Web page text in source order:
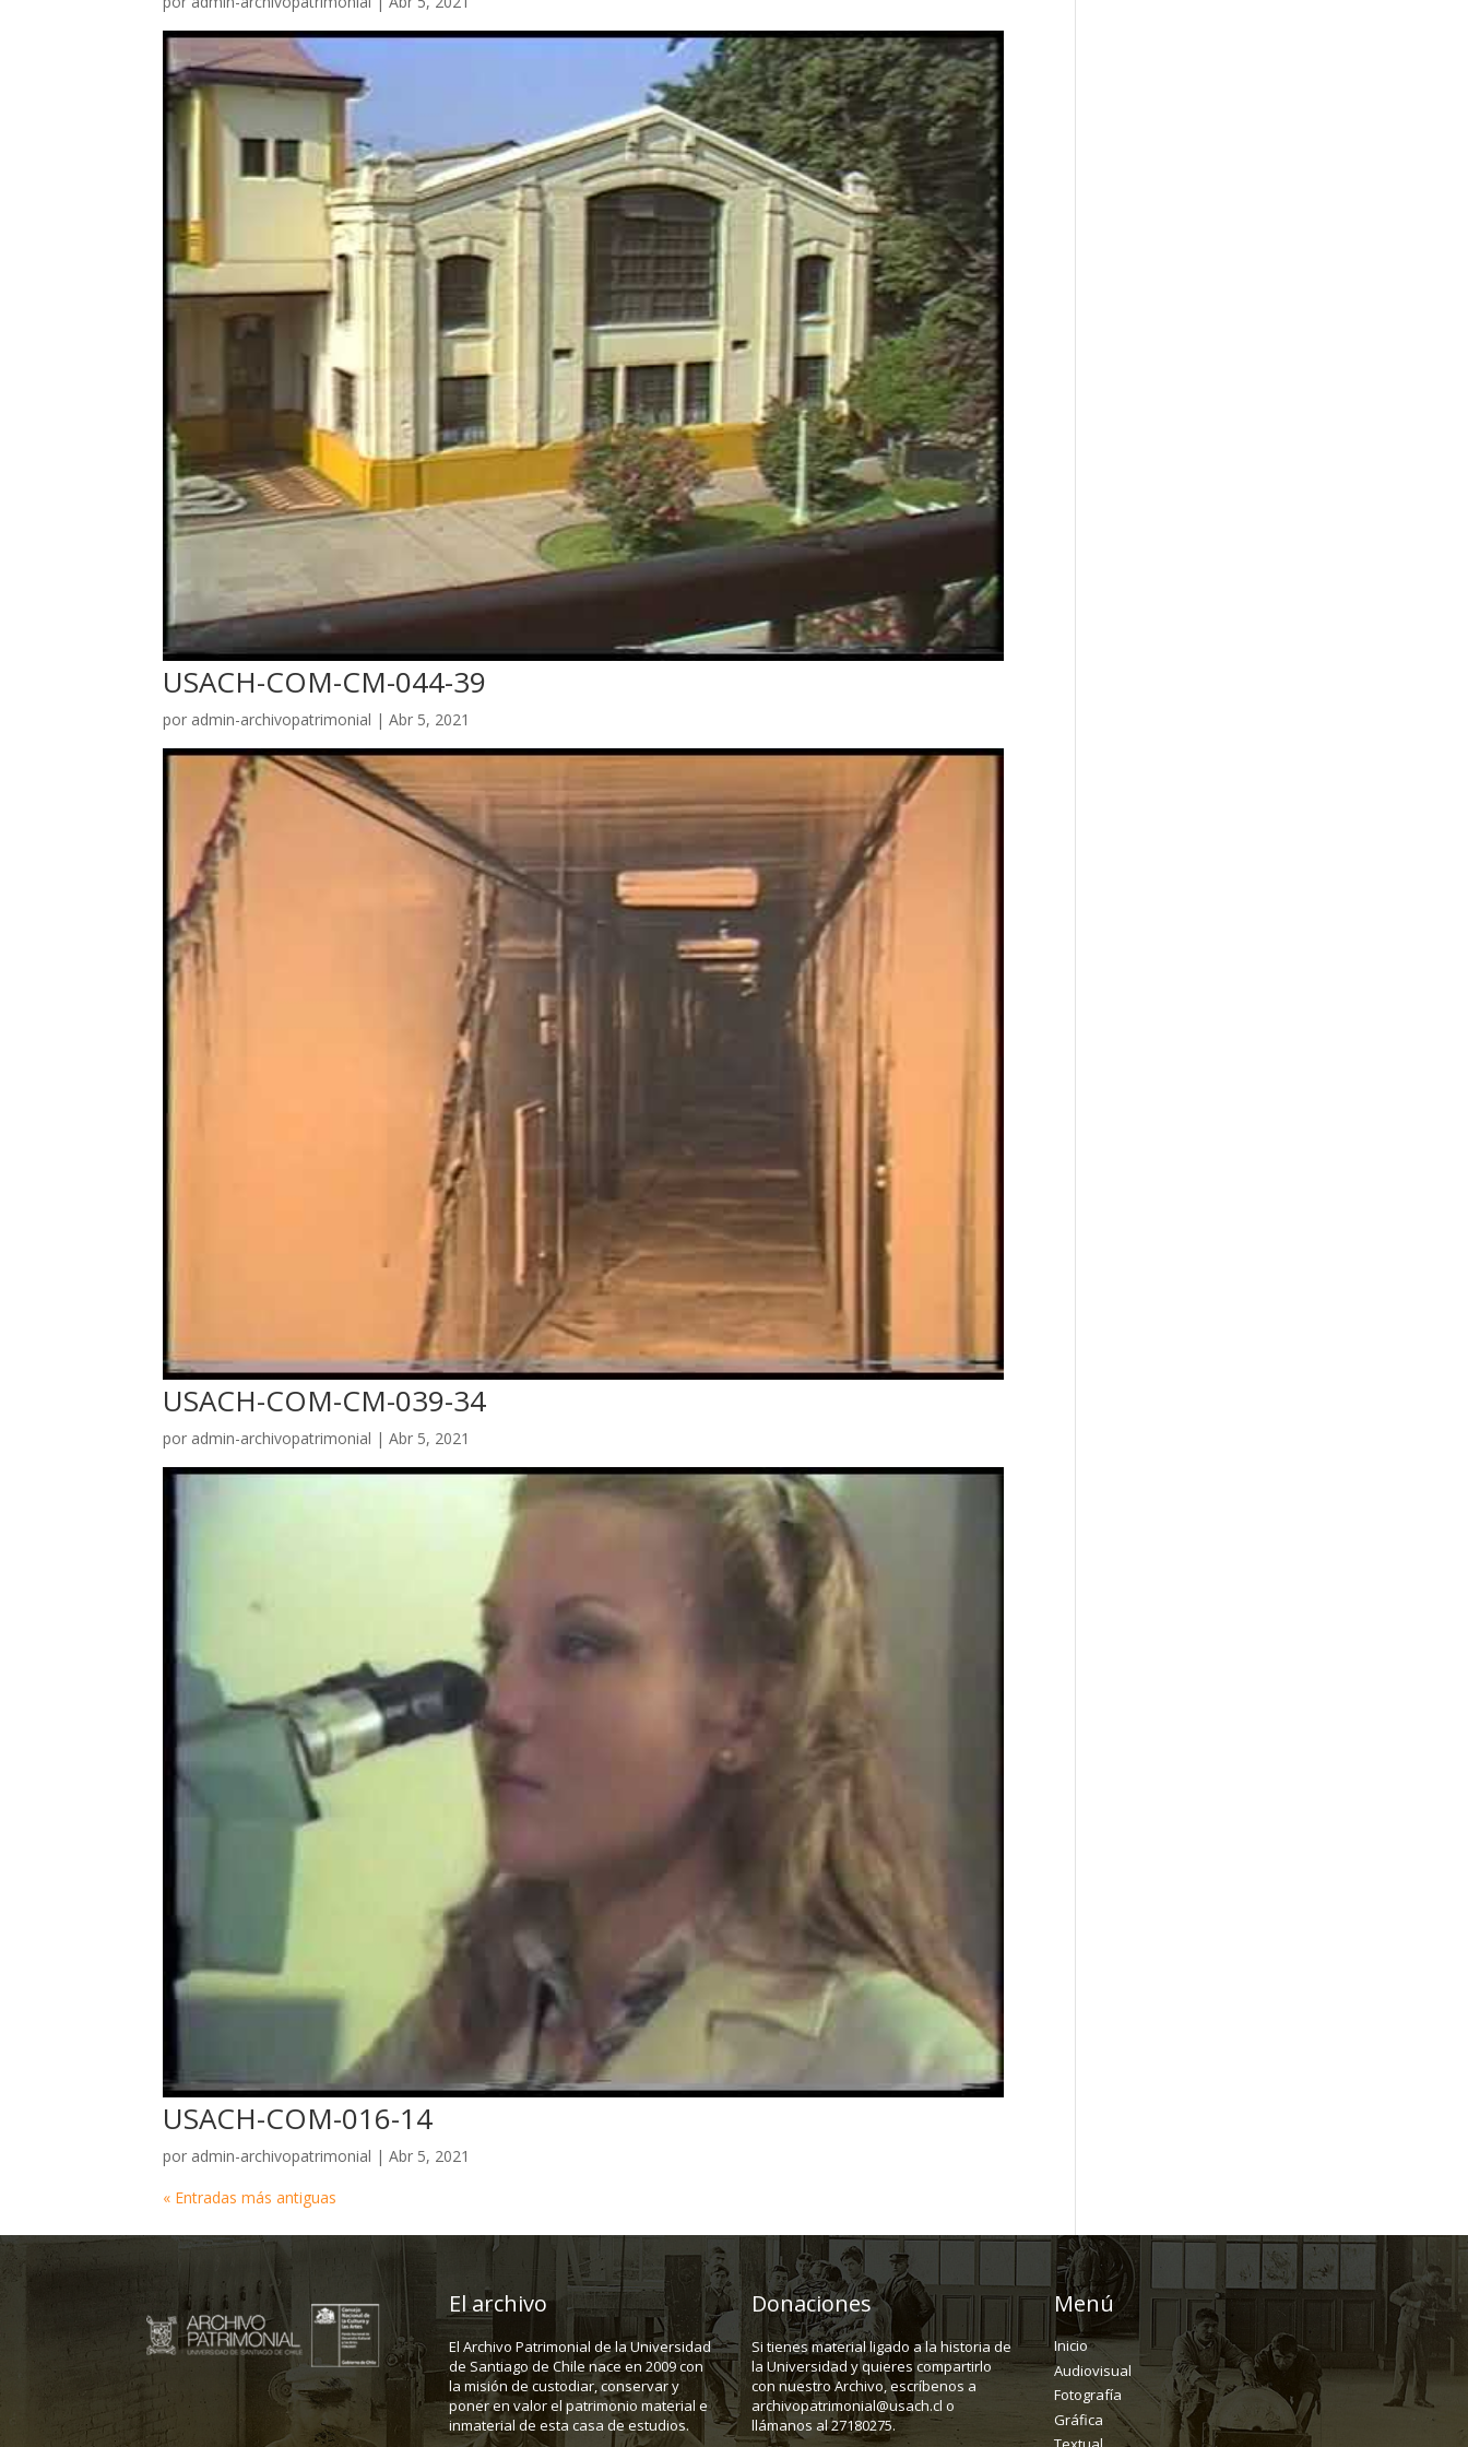
USACH-COM-CM-044-39
por admin-archivopatrimonial |Abr 5, 2021
USACH-COM-CM-039-34
por admin-archivopatrimonial |Abr 5, 2021
USACH-COM-016-14
por admin-archivopatrimonial |Abr 5, 2021
« Entradas más antiguas
El archivo
El Archivo Patrimonial de la Universidad
de Santiago de Chile nace en 2009 con
la misión de custodiar, conservar y
poner en valor el patrimonio material e
inmaterial de esta casa de estudios.
Donaciones
Si tienes material ligado a la historia de
la Universidad y quieres compartirlo
con nuestro Archivo, escríbenos a
archivopatrimonial@usach.cl o
llámanos al 27180275.
Menú
Inicio
Audiovisual
Fotografía
Gráfica